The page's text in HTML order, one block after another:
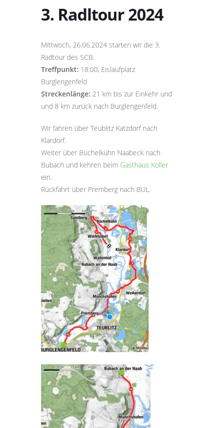
3. Radltour 2024
Mittwoch, 26.06.2024 starten wir die 3.
Radtour des SCB.
Treffpunkt: 18:00, Eislaufplatz
Burglengenfeld
Streckenlänge: 21 km bis zur Einkehr und
und 8 km zurück nach Burglengenfeld.
Wir fahren über Teublitz Katzdorf nach
Klardorf.
Weiter über Büchelkühn Naabeck nach
Bubach und kehren beim Gasthaus Koller
ein.
Rückfahrt über Premberg nach BUL.